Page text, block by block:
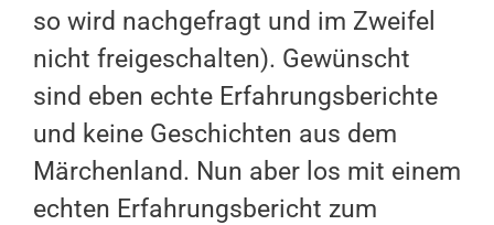
so wird nachgefragt und im Zweifel
nicht freigeschalten). Gewünscht
sind eben echte Erfahrungsberichte
und keine Geschichten aus dem
Märchenland. Nun aber los mit einem
echten Erfahrungsbericht zum